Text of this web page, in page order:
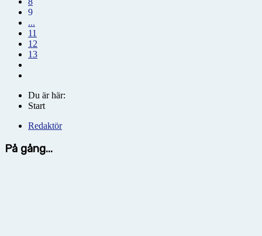
9
...
11
12
13
Du är här:
Start
Redaktör
På gång...